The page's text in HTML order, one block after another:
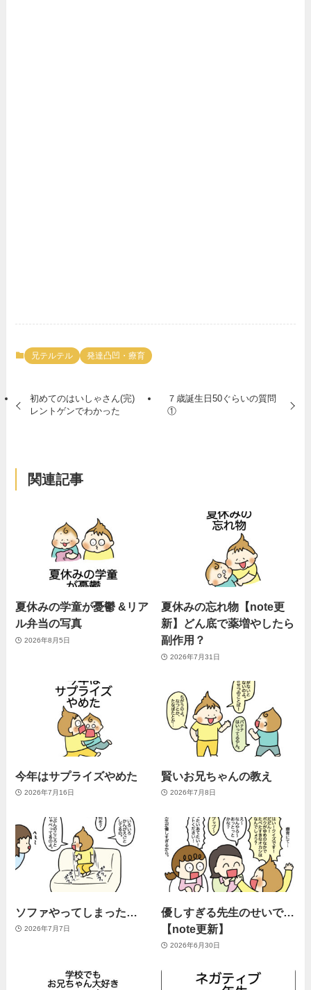
兄テルテル 発達凸凹・療育
初めてのはいしゃさん(完)
レントゲンでわかった
７歳誕生日50ぐらいの質問
①
関連記事
夏休みの学童が憂鬱 &リア
ル弁当の写真
2026年8月5日
夏休みの忘れ物【note更
新】どん底で薬増やしたら
副作用？
2026年7月31日
今年はサプライズやめた
2026年7月16日
賢いお兄ちゃんの教え
2026年7月8日
ソファやってしまった…
2026年7月7日
優しすぎる先生のせいで…
【note更新】
2026年6月30日